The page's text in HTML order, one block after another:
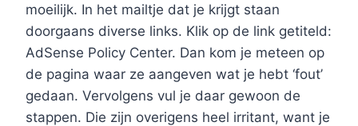
moeilijk. In het mailtje dat je krijgt staan
doorgaans diverse links. Klik op de link getiteld:
AdSense Policy Center. Dan kom je meteen op
de pagina waar ze aangeven wat je hebt ‘fout’
gedaan. Vervolgens vul je daar gewoon de
stappen. Die zijn overigens heel irritant, want je